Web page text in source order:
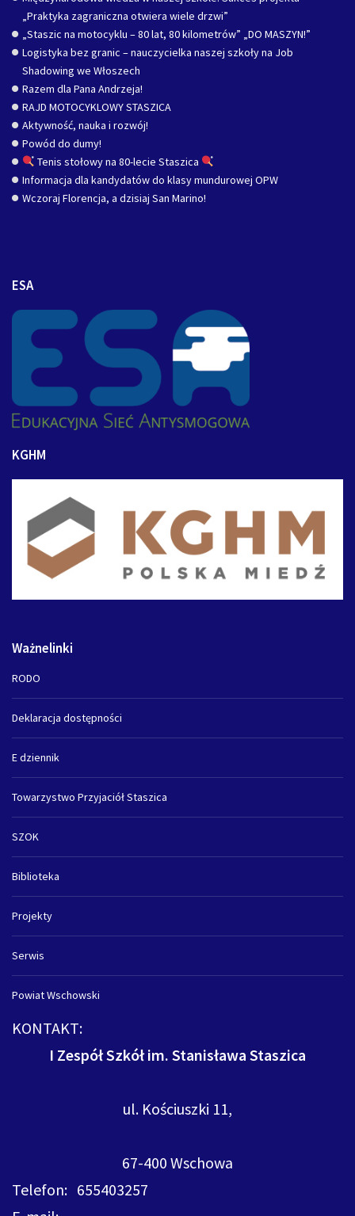
„Praktyka zagraniczna otwiera wiele drzwi”
„Staszic na motocyklu – 80 lat, 80 kilometrów” „DO MASZYN!”
Logistyka bez granic – nauczycielka naszej szkoły na Job
Shadowing we Włoszech
Razem dla Pana Andrzeja!
RAJD MOTOCYKLOWY STASZICA
Aktywność, nauka i rozwój!
Powód do dumy!
Tenis stołowy na 80-lecie Staszica
Informacja dla kandydatów do klasy mundurowej OPW
Wczoraj Florencja, a dzisiaj San Marino!
ESA
KGHM
Ważnelinki
RODO
Deklaracja dostępności
E dziennik
Towarzystwo Przyjaciół Staszica
SZOK
Biblioteka
Projekty
Serwis
Powiat Wschowski
KONTAKT:
I Zespół Szkół im. Stanisława Staszica
ul. Kościuszki 11,
67-400 Wschowa
Telefon: 655403257